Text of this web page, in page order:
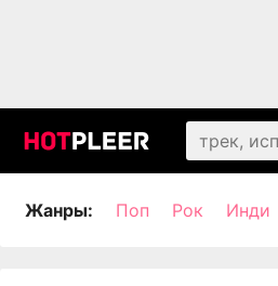
Жанры: Поп Рок Инди